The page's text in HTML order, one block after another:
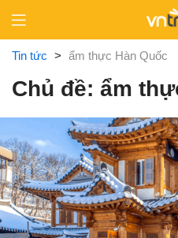
content
Tin tức > ẩm thực Hàn Quốc
Chủ đề: ẩm